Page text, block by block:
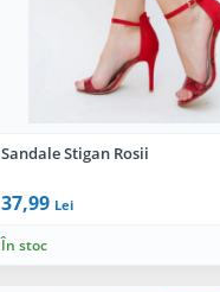
Sandale Stigan Rosii
37,99 Lei
În stoc